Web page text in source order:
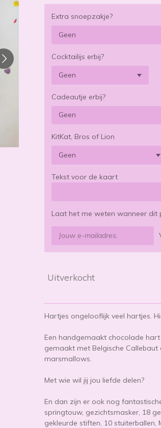
Extra snoepzakje?
Cocktailijs erbij?
Cadeautje erbij?
KitKat, Bros of Lion
Tekst voor de kaart
Laat het me weten wanneer
Uitverkocht
Hartjes ongelooflijk veel hartjes.
Een handgemaakt chocolade
gemaakt met Belgische
marsmallows.
Met wie wil jij jou liefde delen?
En dan zijn er ook nog
springtouw, gezichtsmasker, 18
gekleurde stiften, 10 stuiterballen,